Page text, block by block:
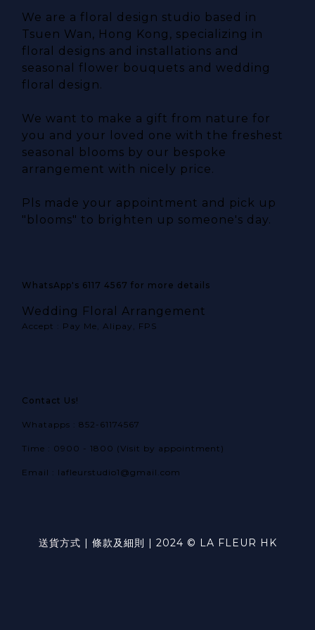
We are a floral design studio based in
Tsuen Wan, Hong Kong, specializing in
floral designs and installations and
seasonal flower bouquets and wedding
floral design.
We want to make a gift from nature for
you and your loved one with the freshest
seasonal blooms by our bespoke
arrangement with nicely price.
Pls made your appointment and pick up
"blooms" to brighten up someone's day.
WhatsApp's 6117 4567 for more details
Wedding Floral Arrangement
Accept : Pay Me, Alipay, FPS
Contact Us!
Whatapps : 852-61174567
Time : 0900 - 1800 (Visit by appointment)
Email : lafleurstudio1@gmail.com
送貨方式 | 條款及細則 | 2024 © LA FLEUR HK